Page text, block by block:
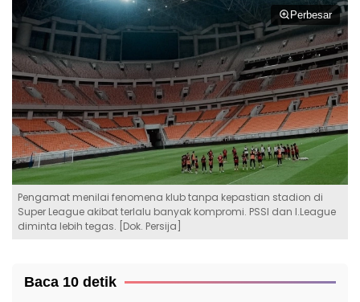
Perbesar
Pengamat menilai fenomena klub tanpa kepastian stadion di
Super League akibat terlalu banyak kompromi. PSSI dan I.League
diminta lebih tegas. [Dok. Persija]
Baca 10 detik